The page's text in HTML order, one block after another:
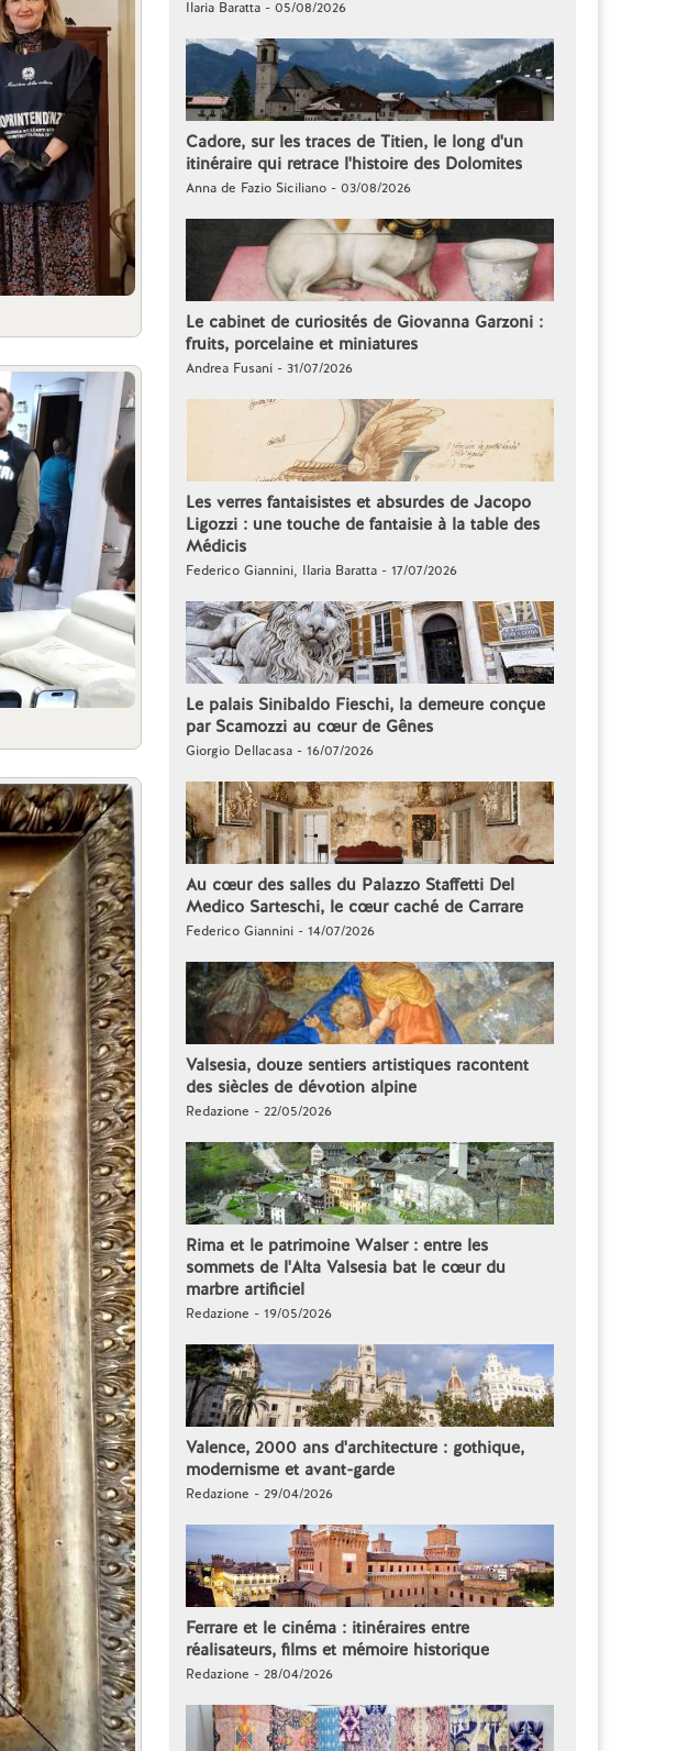
Ilaria Baratta - 05/08/2026
Cadore, sur les traces de Titien, le long d'un
itinéraire qui retrace l'histoire des Dolomites
Anna de Fazio Siciliano - 03/08/2026
Le cabinet de curiosités de Giovanna Garzoni :
fruits, porcelaine et miniatures
Andrea Fusani - 31/07/2026
Les verres fantaisistes et absurdes de Jacopo
Ligozzi : une touche de fantaisie à la table des
Médicis
Federico Giannini, Ilaria Baratta - 17/07/2026
Le palais Sinibaldo Fieschi, la demeure conçue
par Scamozzi au cœur de Gênes
Giorgio Dellacasa - 16/07/2026
Au cœur des salles du Palazzo Staffetti Del
Medico Sarteschi, le cœur caché de Carrare
Federico Giannini - 14/07/2026
Valsesia, douze sentiers artistiques racontent
des siècles de dévotion alpine
Redazione - 22/05/2026
Rima et le patrimoine Walser : entre les
sommets de l'Alta Valsesia bat le cœur du
marbre artificiel
Redazione - 19/05/2026
Valence, 2000 ans d'architecture : gothique,
modernisme et avant-garde
Redazione - 29/04/2026
Ferrare et le cinéma : itinéraires entre
réalisateurs, films et mémoire historique
Redazione - 28/04/2026